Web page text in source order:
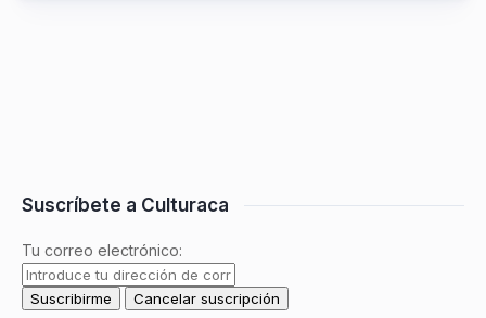
Suscríbete a Culturaca
Tu correo electrónico: